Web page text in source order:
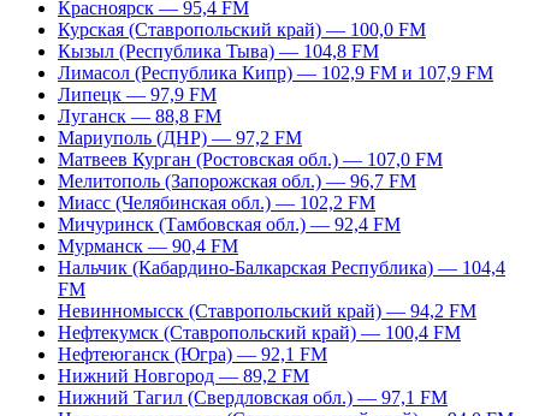
Красноярск — 95,4 FM
Курская (Ставропольский край) — 100,0 FM
Кызыл (Республика Тыва) — 104,8 FM
Лимасол (Республика Кипр) — 102,9 FM и 107,9 FM
Липецк — 97,9 FM
Луганск — 88,8 FM
Мариуполь (ДНР) — 97,2 FM
Матвеев Курган (Ростовская обл.) — 107,0 FM
Мелитополь (Запорожская обл.) — 96,7 FM
Миасс (Челябинская обл.) — 102,2 FM
Мичуринск (Тамбовская обл.) — 92,4 FM
Мурманск — 90,4 FM
Нальчик (Кабардино-Балкарская Республика) — 104,4
FM
Невинномысск (Ставропольский край) — 94,2 FM
Нефтекумск (Ставропольский край) — 100,4 FM
Нефтеюганск (Югра) — 92,1 FM
Нижний Новгород — 89,2 FM
Нижний Тагил (Свердловская обл.) — 97,1 FM